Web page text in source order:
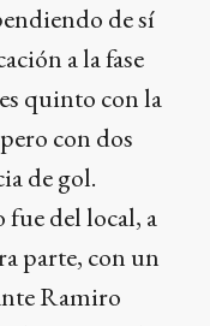
de sí
a la fase
quinto con la
con dos
de gol.
del local, a
parte, con un
Ramiro